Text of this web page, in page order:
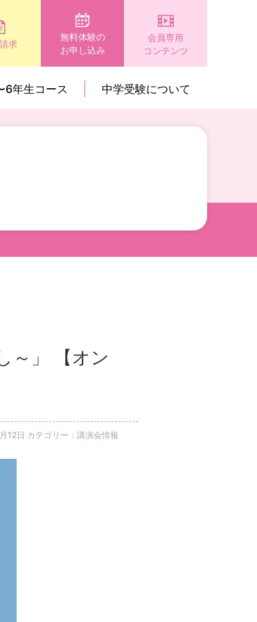
求
無料体験の
お申し込み
会員専用
コンテンツ
6年生コース 中学受験について
～」 【オン
12日 カテゴリー：講演会情報